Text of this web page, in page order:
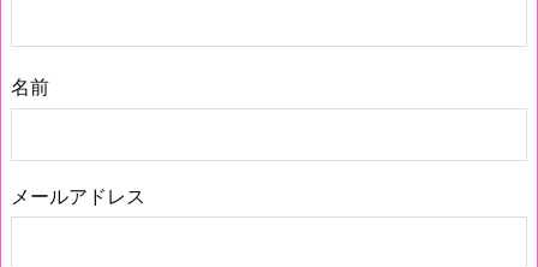
名前
メールアドレス